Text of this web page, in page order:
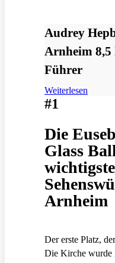
Audrey
Arnheim 8,5
Führer
Weiterlesen
#1
Die
Glass
Arnheim
Der erste Platz,
Die Kirche wurde